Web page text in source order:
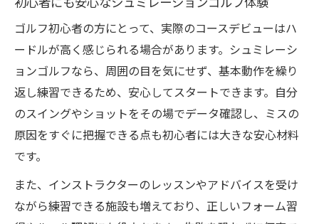
快適な練習空間がもたらす集中力アップ効
果
自宅設置で得られる天候リスク回避の魅力
実際のスコアに差が出る上達方法を解説
シュミレーションゴルフでスコアアップし
た体験談
初心者の悩みを解決する上達ポイント紹介
スコアの目安を意識した練習メニューの作
ゴルフ初心者の方にとって、実際のコースデビューはハ
ードルが高く感じられる場合があります。シュミレーシ
ョンゴルフなら、周囲の目を気にせず、基本動作を繰り
返し練習できるため、安心してスタートできます。自分
のスイングやショットをその場でデータ確認し、ミスの
原因をすぐに把握できる点も初心者には大きな安心材料
です。
また、インストラクターのレッスンやアドバイスを受け
ながら練習できる施設も増えており、正しいフォーム習